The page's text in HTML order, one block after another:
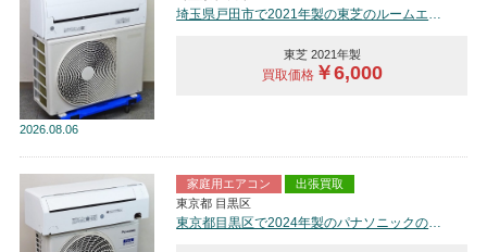
2026 08.06
埼玉県戸田市で2021年製の東芝のルームエアコン【中古品】を買取しました。
東芝 2021年製
買取価格￥6,000
家庭用エアコン
出張買取
東京都 目黒区